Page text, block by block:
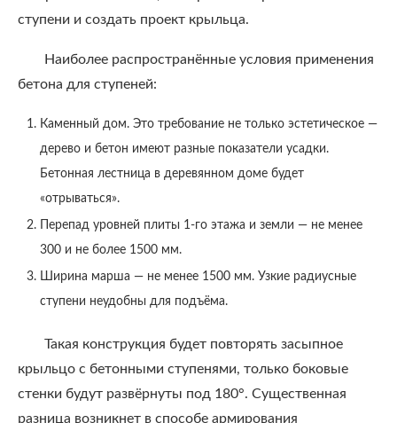
ступени и создать проект крыльца.
Наиболее распространённые условия применения
бетона для ступеней:
Каменный дом. Это требование не только эстетическое —
дерево и бетон имеют разные показатели усадки.
Бетонная лестница в деревянном доме будет
«отрываться».
Перепад уровней плиты 1-го этажа и земли — не менее
300 и не более 1500 мм.
Ширина марша — не менее 1500 мм. Узкие радиусные
ступени неудобны для подъёма.
Такая конструкция будет повторять засыпное
крыльцо с бетонными ступенями, только боковые
стенки будут развёрнуты под 180°. Существенная
разница возникнет в способе армирования